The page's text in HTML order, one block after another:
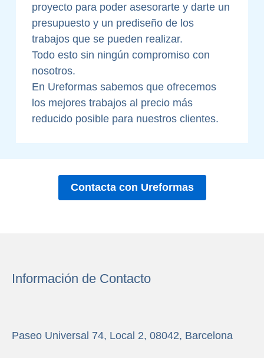
proyecto para poder asesorarte y darte un
presupuesto y un prediseño de los
trabajos que se pueden realizar.
Todo esto sin ningún compromiso con
nosotros.
En Ureformas sabemos que ofrecemos
los mejores trabajos al precio más
reducido posible para nuestros clientes.
Contacta con Ureformas
Información de Contacto
Paseo Universal 74, Local 2, 08042, Barcelona